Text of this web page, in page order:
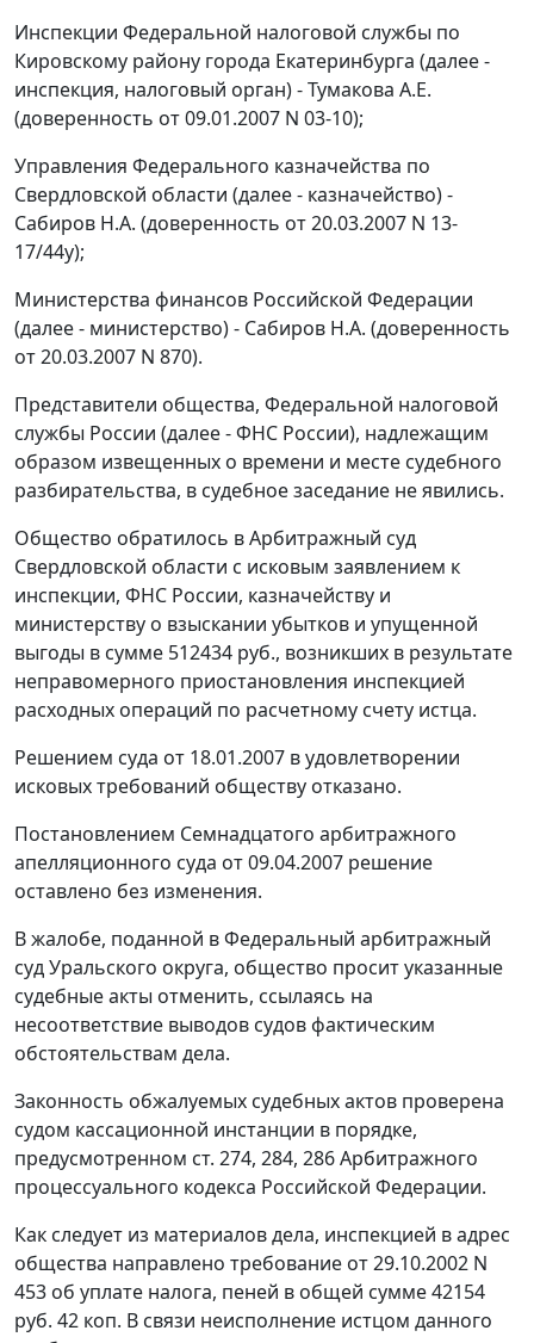
Инспекции Федеральной налоговой службы по
Кировскому району города Екатеринбурга (далее -
инспекция, налоговый орган) - Тумакова А.Е.
(доверенность от 09.01.2007 N 03-10);
Управления Федерального казначейства по
Свердловской области (далее - казначейство) -
Сабиров Н.А. (доверенность от 20.03.2007 N 13-
17/44у);
Министерства финансов Российской Федерации
(далее - министерство) - Сабиров Н.А. (доверенность
от 20.03.2007 N 870).
Представители общества, Федеральной налоговой
службы России (далее - ФНС России), надлежащим
образом извещенных о времени и месте судебного
разбирательства, в судебное заседание не явились.
Общество обратилось в Арбитражный суд
Свердловской области с исковым заявлением к
инспекции, ФНС России, казначейству и
министерству о взыскании убытков и упущенной
выгоды в сумме 512434 руб., возникших в результате
неправомерного приостановления инспекцией
расходных операций по расчетному счету истца.
Решением суда от 18.01.2007 в удовлетворении
исковых требований обществу отказано.
Постановлением Семнадцатого арбитражного
апелляционного суда от 09.04.2007 решение
оставлено без изменения.
В жалобе, поданной в Федеральный арбитражный
суд Уральского округа, общество просит указанные
судебные акты отменить, ссылаясь на
несоответствие выводов судов фактическим
обстоятельствам дела.
Законность обжалуемых судебных актов проверена
судом кассационной инстанции в порядке,
предусмотренном ст. 274, 284, 286Арбитражного
процессуального кодекса Российской Федерации.
Как следует из материалов дела, инспекцией в адрес
общества направлено требование от 29.10.2002 N
453 об уплате налога, пеней в общей сумме 42154
руб. 42 коп. В связи неисполнение истцом данного